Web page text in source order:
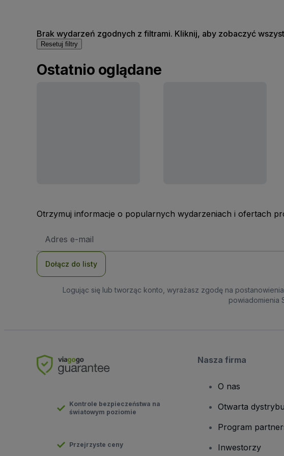
Brak wydarzeń zgodnych z filtrami. Kliknij, aby zobaczyć
Resetuj filtry
Ostatnio oglądane
Otrzymuj informacje o popularnych wydarzeniach i ofertach
e-
Dołącz do listy
Logując się lub tworząc konto, wyrażasz zgodę na
powiadomienia
Kontrole bezpieczeństwa na
światowym poziomie
Przejrzyste ceny
Nasza firma
O nas
Otwarta
Program
Inwestorzy